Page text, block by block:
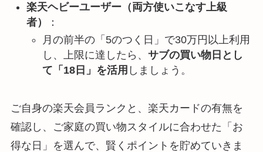
楽天ヘビーユーザー（両方使いこなす上級
者）
：
月の前半の「5のつく日」で30万円以上利用
し、上限に達したら、 サブの買い物日とし
て「18日」を活用 しましょう。
ご自身の楽天会員ランクと、楽天カードの有無を
確認し、ご家庭の買い物スタイルに合わせた「お
得な日」を選んで、賢くポイントを貯めていきま